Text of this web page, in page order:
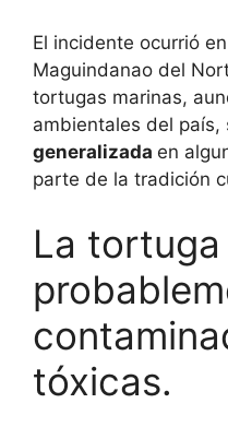
El incidente ocurrió
Maguindanao del
tortugas marinas,
ambientales del país,
generalizada en
parte de la tradición
La tortuga
tóxicas.